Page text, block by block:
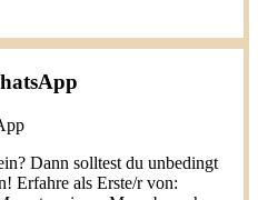
Dann solltest du unbedingt
Erfahre als Erste/r von: